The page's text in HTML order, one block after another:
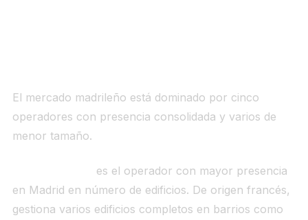
El mercado madrileño está dominado por cinco
operadores con presencia consolidada y varios de
menor tamaño.
es el operador con mayor presencia
en Madrid en número de edificios. De origen francés,
gestiona varios edificios completos en barrios como